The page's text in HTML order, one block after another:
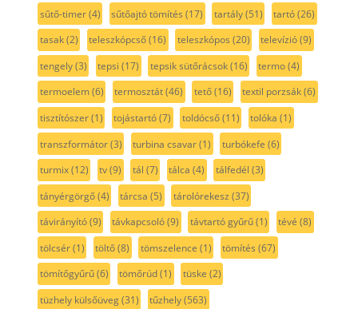
sűtő-timer(4) sűtőajtó tömítés (17) tartály(51) tartó(26)
tasak(2) teleszkópcső(16) teleszkópos (20) televízió(9)
tengely(3) tepsi (17) tepsik sütőrácsok(16) termo(4)
termoelem(6) termosztát(46) tető(16) textil porzsák(6)
tisztítószer(1) tojástartó(7) toldócső(11) tolóka (1)
transzformátor(3) turbina csavar(1) turbókefe (6)
turmix(12) tv(9) tál (7) tálca (4) tálfedél (3)
tányérgörgő(4) tárcsa (5) tárolórekesz (37)
távirányító(9) távkapcsoló(9) távtartó gyűrű(1) tévé (8)
tölcsér(1) töltő(8) tömszelence (1) tömítés (67)
tömítőgyűrű(6) tömőrúd(1) tüske (2)
tüzhely külsőüveg(31) tűzhely(563)